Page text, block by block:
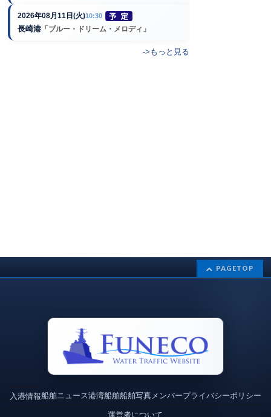
2026年08月11日(火)10:30
長崎港 「ブルー・ドリーム・メロディ」
->もっと見る
PAGETOP
入港情報船舶ニュース港湾船舶船舶写真メンバープライバシーポリシー
運営者について